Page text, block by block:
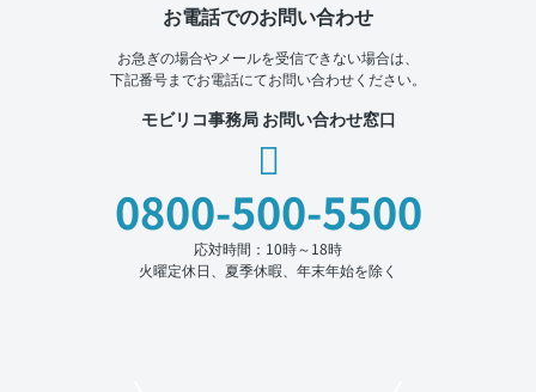
お電話でのお問い合わせ
お急ぎの場合やメールを受信できない場合は、
下記番号までお電話にてお問い合わせください。
モビリコ事務局 お問い合わせ窓口
0800-500-5500
応対時間：10時～18時
火曜定休日、夏季休暇、年末年始を除く